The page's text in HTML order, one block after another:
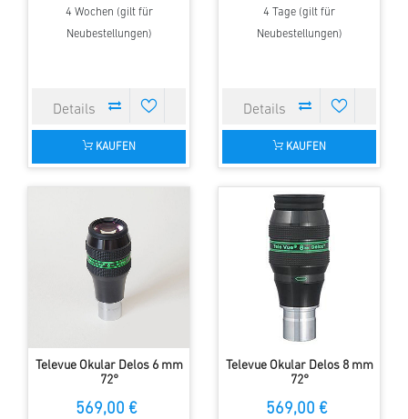
4 Wochen (gilt für
Neubestellungen)
KAUFEN
4 Tage (gilt für
Neubestellungen)
KAUFEN
Televue Okular Delos 6 mm
72°
569,00 €
Televue Okular Delos 8 mm
72°
569,00 €